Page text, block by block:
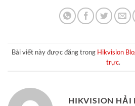
Bài viết này được đăng trong Hikvision
trực.
HIKVISION HẢI